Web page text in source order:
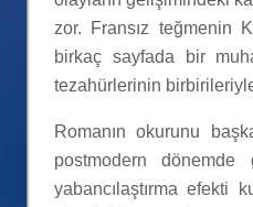
zor. Fransız teğmenin
birkaç sayfada bir
tezahürlerinin
Romanın okurunu
postmodern
yabancılaştırma efekti